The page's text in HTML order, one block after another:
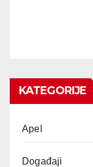
KATEGORIJE
Apel
Događaji